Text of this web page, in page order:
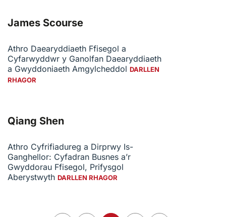
James Scourse
Athro Daearyddiaeth Ffisegol a
Cyfarwyddwr y Ganolfan Daearyddiaeth
a Gwyddoniaeth Amgylcheddol DARLLEN
RHAGOR
Qiang Shen
Athro Cyfrifiadureg a Dirprwy Is-
Ganghellor: Cyfadran Busnes a’r
Gwyddorau Ffisegol, Prifysgol
Aberystwyth DARLLEN RHAGOR